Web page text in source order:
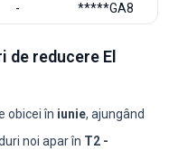
- *****GA8
de reducere El
obicei în iunie, ajungând
noi apar în T2 -